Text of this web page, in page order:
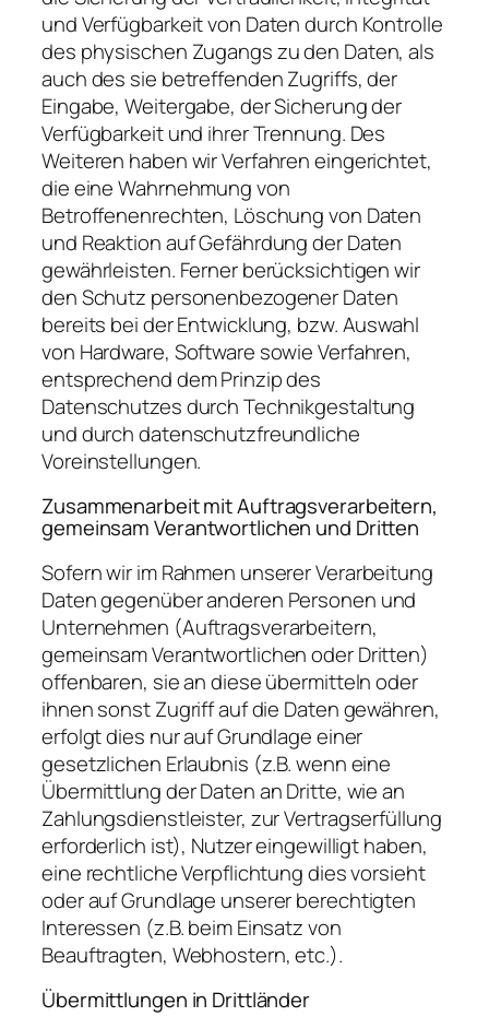
und Verfügbarkeit von Daten durch Kontrolle
des physischen Zugangs zu den Daten, als
auch des sie betreffenden Zugriffs, der
Eingabe, Weitergabe, der Sicherung der
Verfügbarkeit und ihrer Trennung. Des
Weiteren haben wir Verfahren eingerichtet,
die eine Wahrnehmung von
Betroffenenrechten, Löschung von Daten
und Reaktion auf Gefährdung der Daten
gewährleisten. Ferner berücksichtigen wir
den Schutz personenbezogener Daten
bereits bei der Entwicklung, bzw. Auswahl
von Hardware, Software sowie Verfahren,
entsprechend dem Prinzip des
Datenschutzes durch Technikgestaltung
und durch datenschutzfreundliche
Voreinstellungen.
Zusammenarbeit mit Auftragsverarbeitern,
gemeinsam Verantwortlichen und Dritten
Sofern wir im Rahmen unserer Verarbeitung
Daten gegenüber anderen Personen und
Unternehmen (Auftragsverarbeitern,
gemeinsam Verantwortlichen oder Dritten)
offenbaren, sie an diese übermitteln oder
ihnen sonst Zugriff auf die Daten gewähren,
erfolgt dies nur auf Grundlage einer
gesetzlichen Erlaubnis (z.B. wenn eine
Übermittlung der Daten an Dritte, wie an
Zahlungsdienstleister, zur Vertragserfüllung
erforderlich ist), Nutzer eingewilligt haben,
eine rechtliche Verpflichtung dies vorsieht
oder auf Grundlage unserer berechtigten
Interessen (z.B. beim Einsatz von
Beauftragten, Webhostern, etc.).
Übermittlungen in Drittländer